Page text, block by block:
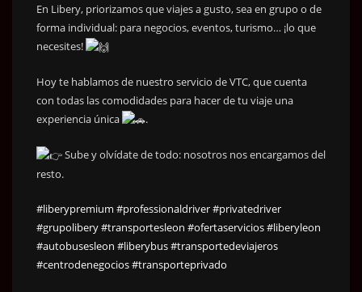
En Libery, priorizamos que viajes a gusto, sea en grupo o de
forma individual: para negocios, eventos, turismo… ¡lo que
necesites!
Hoy te hablamos de nuestro servicio de VTC, que cuenta
con todas las comodidades para hacer de tu viaje una
experiencia única
.
Sube y olvídate de todo: nosotros nos encargamos del
resto.
#liberypremium #professionaldriver#privatedriver
#grupolibery#transportesleon #ofertaservicios#liberyleon
#autobusesleon #liberybus#transportedeviajeros
#centrodenegocios#transporteprivado